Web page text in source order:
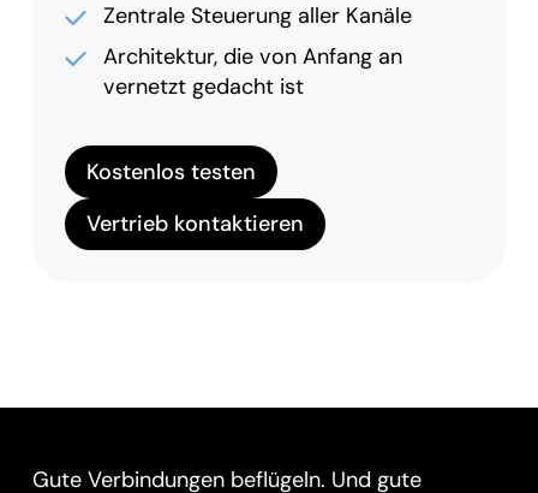
Zentrale Steuerung aller Kanäle
Architektur, die von Anfang an
vernetzt gedacht ist
Kostenlos testen
Vertrieb kontaktieren
Gute Verbindungen beflügeln. Und gute